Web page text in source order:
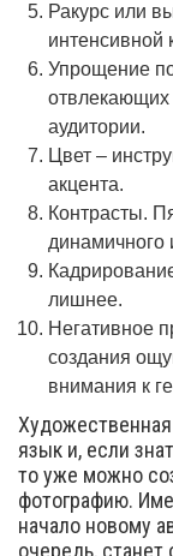
Ракурс или
интенсивной
Упрощение
отвлекающих
аудитории.
Цвет –
акцента.
Контрасты.
динамичного
лишнее.
Негативное
создания
внимания к
язык и, если
то уже можно
фотографию.
начало новому
очередь, станет